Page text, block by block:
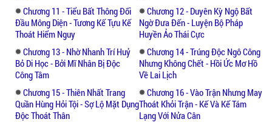
Chương 11 - Tiểu Bất Thông Đối
Đầu Mông Diện - Tương Kế Tựu Kế
Thoát Hiểm Nguy
Chương 12 - Duyên Kỳ Ngộ Bất
Ngờ Đưa Đến - Luyện Bộ Pháp
Huyền Ảo Thái Cực
Chương 13 - Nhờ Nhanh Trí Huỷ
Bỏ Di Học - Bởi Mĩ Nhân Bị Độc
Công Tâm
Chương 14 - Trúng Độc Ngô Công
Nhưng Không Chết - Hồi Ức Mơ Hồ
Về Lai Lịch
Chương 15 - Thiên Nhất Trang
Quần Hùng Hỏi Tội - Sợ Lộ Mặt Dụng
Độc Thoát Thân
Chương 16 - Vào Trận Nhưng May
Thoát Khỏi Trận - Kế Và Kế Tám
Lạng Với Nửa Cân